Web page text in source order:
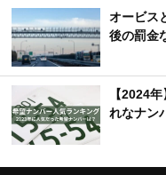
オービス
後の罰金
【2024
れなナン